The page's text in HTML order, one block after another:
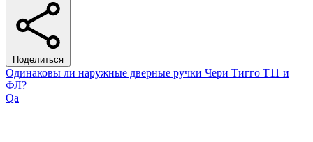
Поделиться
Одинаковы ли наружные дверные ручки Чери Тигго Т11 и
ФЛ?
Qa